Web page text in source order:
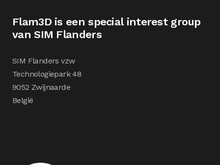
Flam3D is een special interest group
van SIM Flanders
SIM Flanders vzw
Technologiepark 48
9052 Zwijnaarde
België